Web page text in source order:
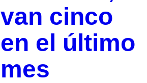
van cinco
en el último
mes